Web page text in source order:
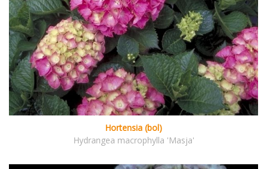
Hortensia (bol)
Hydrangea macrophylla 'Masja'